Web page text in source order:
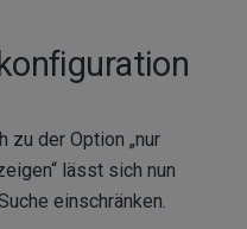
zu der Option „nur
lässt sich nun
einschränken.